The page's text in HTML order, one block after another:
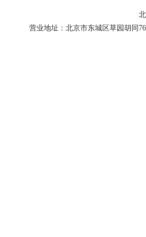
营业地址：北京市东城区草园胡同